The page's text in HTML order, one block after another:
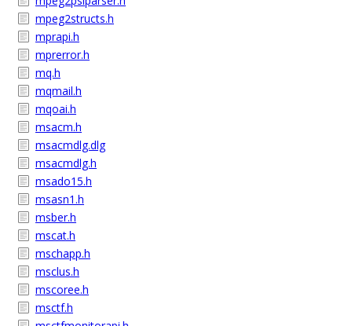
mpeg2structs.h
mprapi.h
mprerror.h
mq.h
mqmail.h
mqoai.h
msacm.h
msacmdlg.dlg
msacmdlg.h
msado15.h
msasn1.h
msber.h
mscat.h
mschapp.h
msclus.h
mscoree.h
msctf.h